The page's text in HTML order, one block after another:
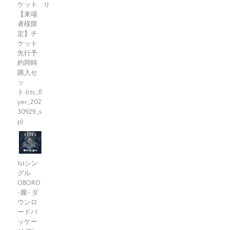
ケット
【来場
者様限
定】チ
ケット
先行予
約同時
購入セ
ッ
ト (rts_fl
yer_202
30929_s
p)
t)
1stシン
グル
OBORO
-朧- ダ
ウンロ
ードパ
ッケー